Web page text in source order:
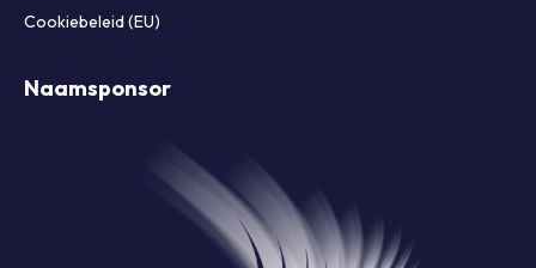
Cookiebeleid (EU)
Naamsponsor